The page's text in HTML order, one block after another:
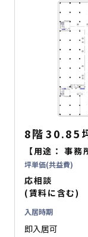
8階30.85
【用途：事務
坪単価(共益費)
応相談
(賃料に含む)
入居時期
即入居可